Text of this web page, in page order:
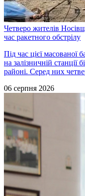
Четверо жителів
час ракетного обстрілу
Під час цієї масованої
на залізничній станції
районі. Серед них
06 серпня 2026